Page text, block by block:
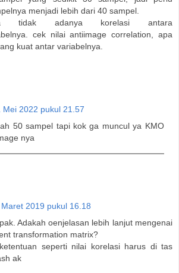
menjadi lebih dari 40 sampel.
tidak adanya korelasi antara
cek nilai antiimage correlation, apa
kuat antar variabelnya.
Mei 2022 pukul 21.57
50 sampel tapi kok ga muncul ya KMO
nya
Maret 2019 pukul 16.18
Adakah oenjelasan lebih lanjut mengenai
transformation matrix?
seperti nilai korelasi harus di tas
ak